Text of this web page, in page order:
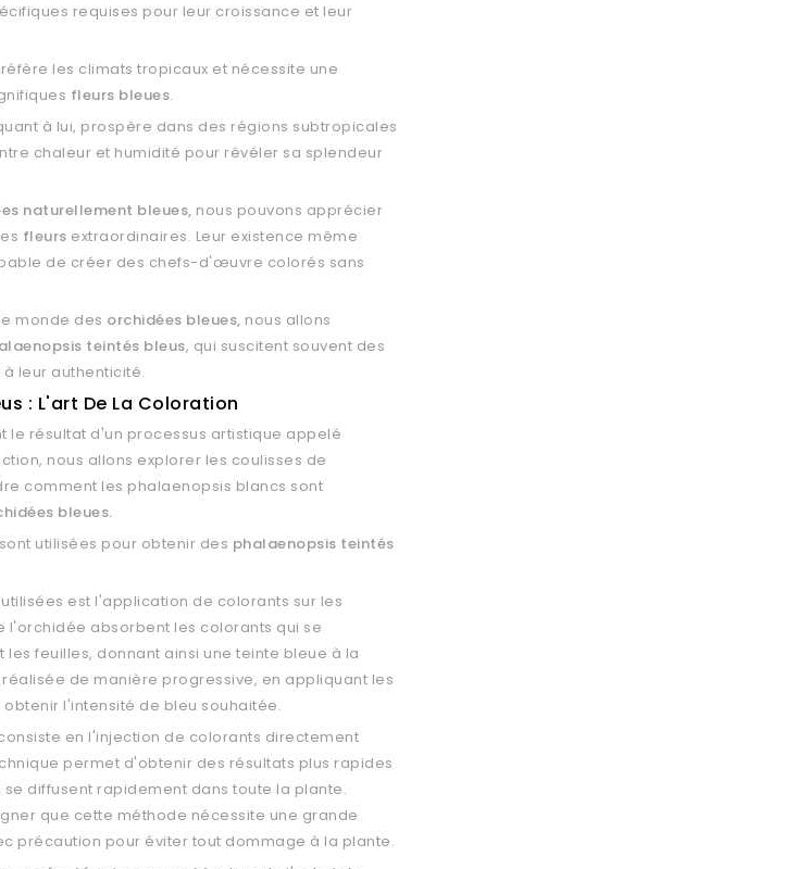
requises pour leur croissance et leur
les climats tropicaux et nécessite une
fleurs bleues.
à lui, prospère dans des régions subtropicales
chaleur et humidité pour révéler sa splendeur
naturellement bleues, nous pouvons apprécier
fleurs extraordinaires. Leur existence même
de créer des chefs-d'œuvre colorés sans
monde des orchidées bleues, nous allons
teintés bleus, qui suscitent souvent des
leur authenticité.
: L'art De La Coloration
le résultat d'un processus artistique appelé
nous allons explorer les coulisses de
comment les phalaenopsis blancs sont
bleues.
sont utilisées pour obtenir des phalaenopsis teintés
est l'application de colorants sur les
l'orchidée absorbent les colorants qui se
feuilles, donnant ainsi une teinte bleue à la
de manière progressive, en appliquant les
l'intensité de bleu souhaitée.
en l'injection de colorants directement
permet d'obtenir des résultats plus rapides
diffusent rapidement dans toute la plante.
que cette méthode nécessite une grande
précaution pour éviter tout dommage à la plante.